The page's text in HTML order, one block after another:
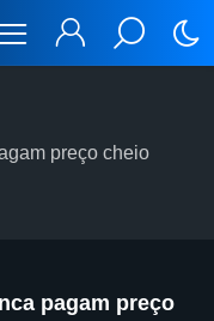
preço cheio
pagam preço